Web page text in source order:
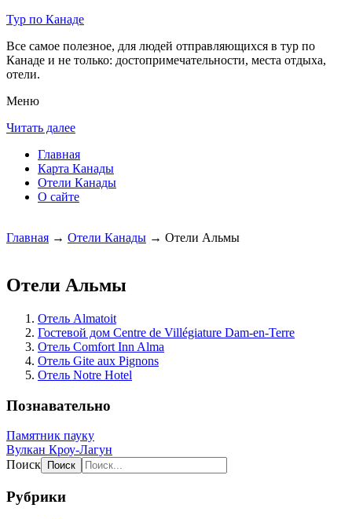
Тур по Канаде
Все самое полезное, для людей отправляющихся в тур по
Канаде и не только: достопримечательности, места отдыха,
отели.
Меню
Читать далее
Главная
Карта Канады
Отели Канады
О сайте
Главная → Отели Канады → Отели Альмы
Отели Альмы
Отель Almatoit
Гостевой дом Centre de Villégiature Dam-en-Terre
Отель Comfort Inn Alma
Отель Gite aux Pignons
Отель Notre Hotel
Познавательно
Памятник пауку
Вулкан Кроу-Лагун
Поиск
Рубрики